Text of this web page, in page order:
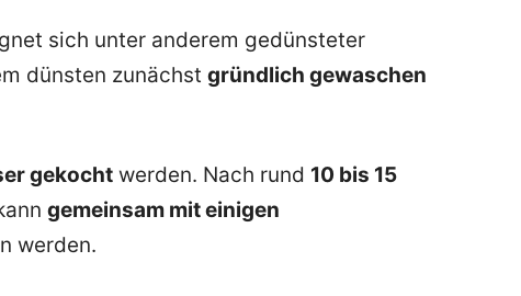
sich unter anderem gedünsteter
dünsten zunächst gründlich gewaschen
gekocht werden. Nach rund 10 bis 15
gemeinsam mit einigen
werden.